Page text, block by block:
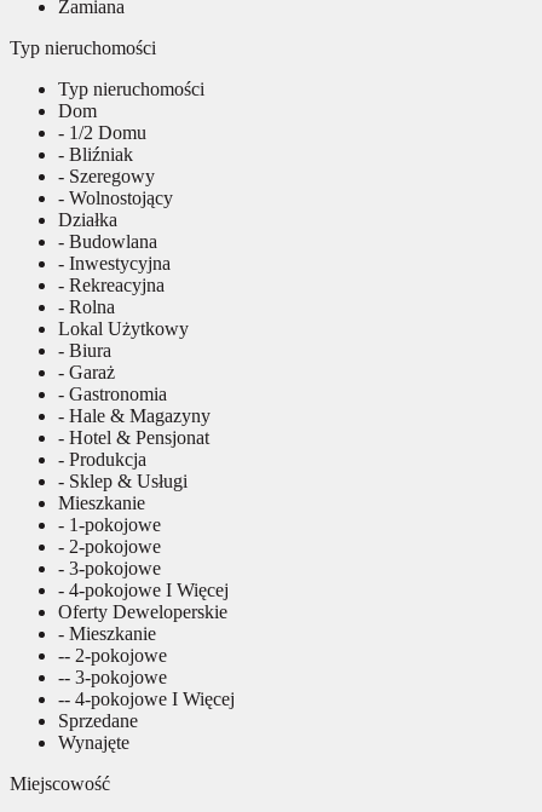
Zamiana
Typ nieruchomości
Typ nieruchomości
Dom
- 1/2 Domu
- Bliźniak
- Szeregowy
- Wolnostojący
Działka
- Budowlana
- Inwestycyjna
- Rekreacyjna
- Rolna
Lokal Użytkowy
- Biura
- Garaż
- Gastronomia
- Hale & Magazyny
- Hotel & Pensjonat
- Produkcja
- Sklep & Usługi
Mieszkanie
- 1-pokojowe
- 2-pokojowe
- 3-pokojowe
- 4-pokojowe I Więcej
Oferty Deweloperskie
- Mieszkanie
-- 2-pokojowe
-- 3-pokojowe
-- 4-pokojowe I Więcej
Sprzedane
Wynajęte
Miejscowość